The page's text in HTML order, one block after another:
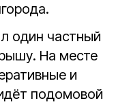
один частный
На месте
и
подомовой